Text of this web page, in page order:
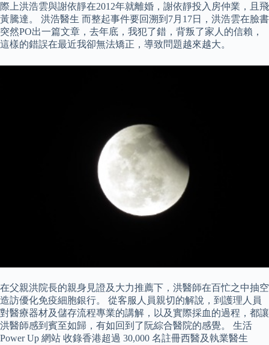
際上洪浩雲與謝依靜在2012年就離婚，謝依靜投入房仲業，且飛
黃騰達。 洪浩醫生 而整起事件要回溯到7月17日，洪浩雲在臉書
突然PO出一篇文章，去年底，我犯了錯，背叛了家人的信賴，
這樣的錯誤在最近我卻無法矯正，導致問題越來越大。
在父親洪院長的親身見證及大力推薦下，洪醫師在百忙之中抽空
造訪優化免疫細胞銀行。 從客服人員親切的解說，到護理人員
對醫療器材及儲存流程專業的講解，以及實際採血的過程，都讓
洪醫師感到賓至如歸，有如回到了阮綜合醫院的感覺。 生活
Power Up 網站 收錄香港超過 30,000 名註冊西醫及執業醫生